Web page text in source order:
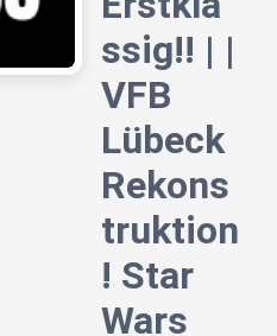
ssig!! | |
VFB
Lübeck
Rekons
truktion
! Star
Wars